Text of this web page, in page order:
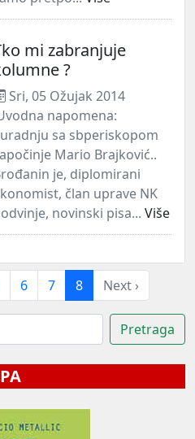
mi zabranjuje
?
Sri, 05 Ožujak 2014
napomena:
sa sbperiskopom
Mario Brajković..
je, diplomirani
član uprave NK
novinski pisa... Više
6 7 8 Next ›